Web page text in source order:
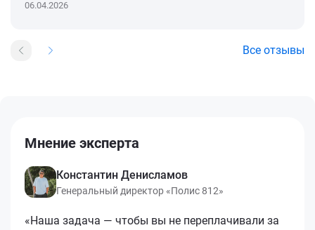
06.04.2026
Все отзывы
Мнение эксперта
Константин Денисламов
Генеральный директор «Полис 812»
«Наша задача — чтобы вы не переплачивали за